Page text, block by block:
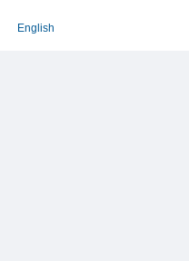
English